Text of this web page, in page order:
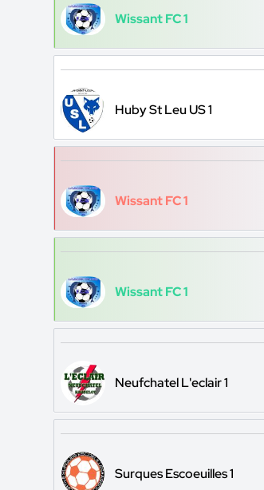
Wissant FC 1
Huby St Leu US 1
Wissant FC 1
Wissant FC 1
Neufchatel L'eclair 1
Surques Escoeuilles 1